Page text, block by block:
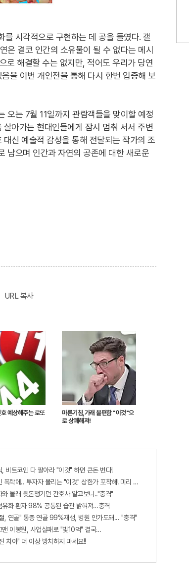
시각적으로 구현하는 데 공을 들였다. 갤
은 결코 인간의 소유물이 될 수 없다는 메시
로 해결할 수는 없지만, 적어도 우리가 당연
을 이번 개인전을 통해 다시 한번 입증해 보
오는 7월 11일까지 관람객들을 맞이할 예정
아가는 현대인들에게 잠시 멈춰 서서 주변
신 예술적 감성을 통해 전달되는 작가의 조
남으며 인간과 자연의 공존에 대한 새로운
URL 복사
예상해주는 로또
마른기침,가래 불편함 "이것"으
로 상쾌해져!
품지원!!
, 비트코인 다 팔아라 "이것" 하면 큰돈 번다!
폭락에.. 투자자 몰리는 "이것" 상한가 포착해! 미리 투자..
와 몰래 뒷돈챙기던 간호사 알고보니.."충격"
유화 환자 98% 공통된 습관 밝혀져…충격
, 연골" 통증 연골 99%재생, 병원 안가도돼... "충격"
맨 이봉원, 사업실패로 "빛10억" 결국…
치아" 더 이상 방치하지 마세요!!